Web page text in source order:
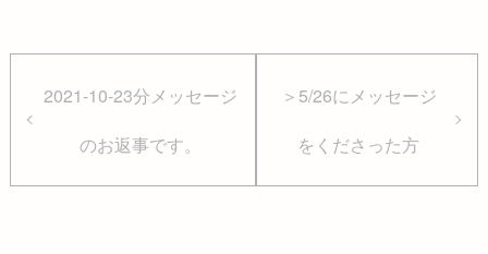
2021-10-23分メッセージ
のお返事です。
＞5/26にメッセージ
をくださった方